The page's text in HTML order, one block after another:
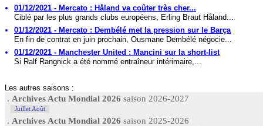
01/12/2021 - Mercato : Håland va coûter très cher...
Ciblé par les plus grands clubs européens, Erling Braut Håland...
01/12/2021 - Mercato : Dembélé met la pression sur le Barça
En fin de contrat en juin prochain, Ousmane Dembélé négocie...
01/12/2021 - Manchester United : Mancini sur la short-list
Si Ralf Rangnick a été nommé entraîneur intérimaire,...
Les autres saisons :
. Archives Actu Mondial 2026 saison 2026-2027
Juillet Août
. Archives Actu Mondial 2026 saison 2025-2026